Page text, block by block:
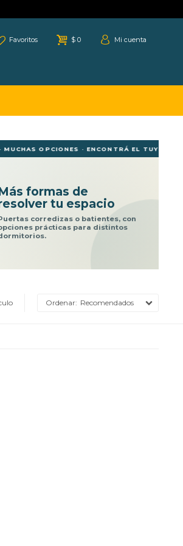
$ 0
Favoritos
OPCIONES · ENCONTRÁ EL TUYO ·
formas de
tu espacio
corredizas o batientes, con
prácticas para distintos
Recomendados